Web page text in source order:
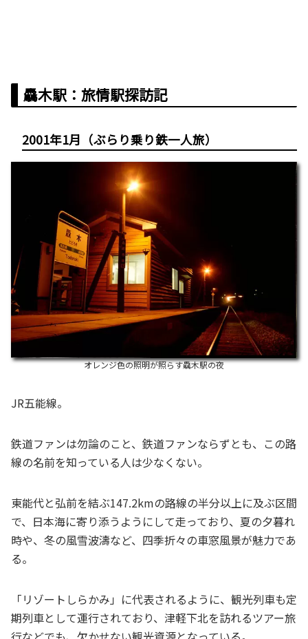
驫木駅：旅情駅探訪記
2001年1月（ぶらり乗り鉄一人旅）
オレンジ色の照明が照らす驫木駅の夜
JR五能線。
鉄道ファンは勿論のこと、鉄道ファンならずとも、この路
線の名前を知っている人は少なくない。
東能代と弘前を結ぶ147.2kmの路線の半分以上に及ぶ区間
で、日本海に寄り添うようにして走っており、夏の夕暮れ
時や、冬の風雪波濤など、四季折々の車窓風景が魅力であ
る。
「リゾートしらかみ」に代表されるように、観光列車も定
期列車として運行されており、津軽下北を訪れるツアー旅